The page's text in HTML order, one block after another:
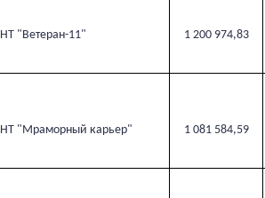
"Ветеран-11" 1 200 974,83
"Мраморный карьер" 1 081 584,59